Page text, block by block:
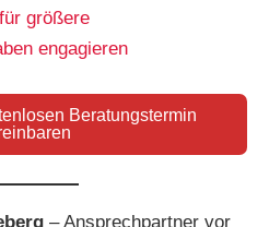
größere
engagieren
Beratungstermin
– Ansprechpartner vor